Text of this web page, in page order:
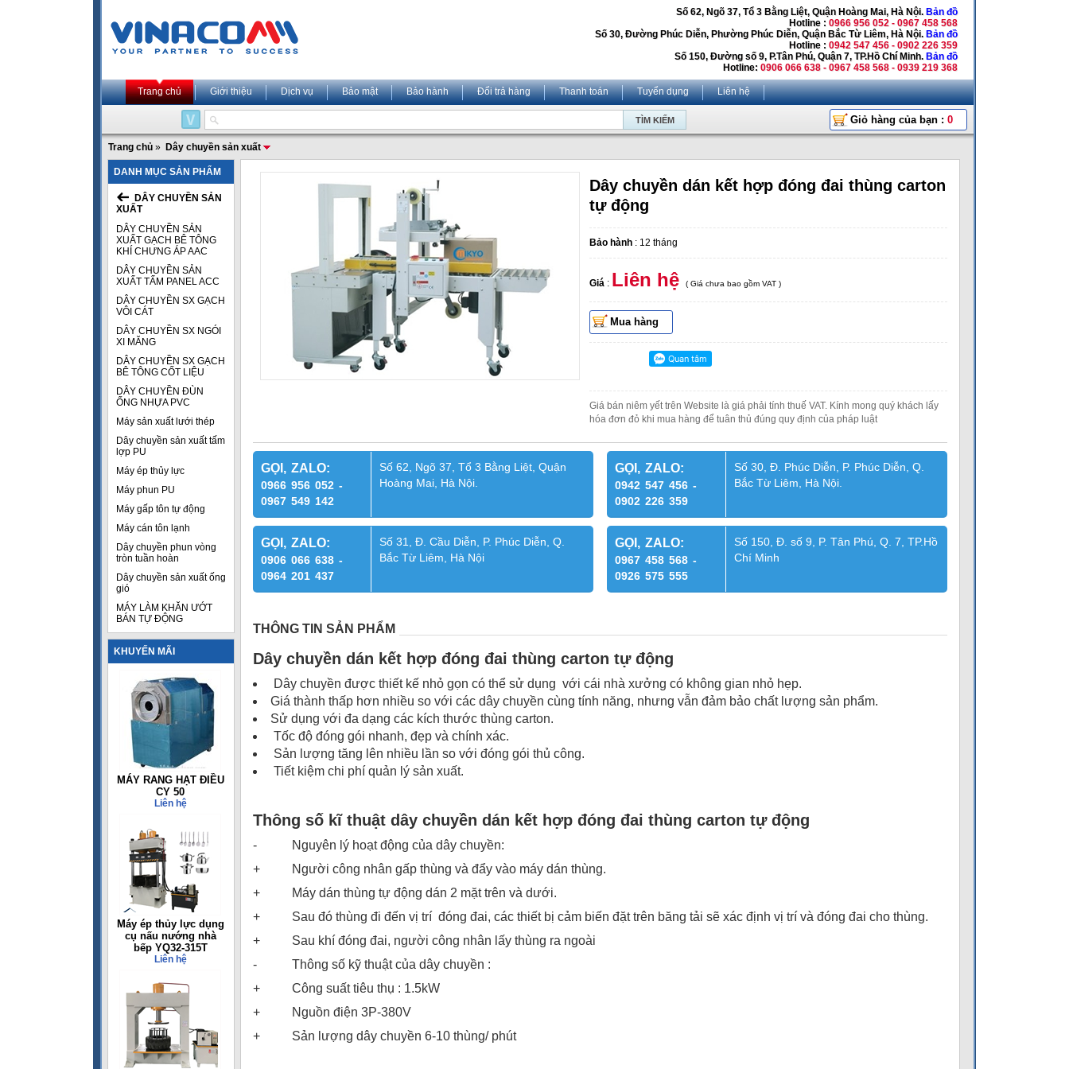
Số 62, Ngõ 37, Tổ 3 Bằng Liệt, Quận Hoàng Mai, Hà Nội. Bản đồ
Hotline : 0966 956 052 - 0967 458 568
Số 30, Đường Phúc Diễn, Phường Phúc Diễn, Quận Bắc Từ Liêm, Hà Nội. Bản đồ
Hotline : 0942 547 456 - 0902 226 359
Số 150, Đường số 9, P.Tân Phú, Quận 7, TP.Hồ Chí Minh. Bản đồ
Hotline: 0906 066 638 - 0967 458 568 - 0939 219 368
Trang chủ Giới thiệu Dịch vụ Bảo mật Bảo hành Đổi trả hàng Thanh toán Tuyển dụng Liên hệ
Giỏ hàng của bạn : 0
Trang chủ » Dây chuyền sản xuất
DANH MỤC SẢN PHẨM
DÂY CHUYỀN SẢN
XUẤT
DÂY CHUYỀN SẢN
XUẤT GẠCH BÊ TÔNG
KHÍ CHƯNG ÁP AAC
DÂY CHUYỀN SẢN
XUẤT TẤM PANEL ACC
DÂY CHUYỀN SX GẠCH
VÔI CÁT
DÂY CHUYỀN SX NGÓI
XI MĂNG
DÂY CHUYỀN SX GẠCH
BÊ TÔNG CỐT LIỆU
DÂY CHUYỀN ĐÙN
ỐNG NHỰA PVC
Máy sản xuất lưới thép
Dây chuyền sản xuất tấm
lợp PU
Máy ép thủy lực
Máy phun PU
Máy gấp tôn tự động
Máy cán tôn lạnh
Dây chuyền phun vòng
tròn tuần hoàn
Dây chuyền sản xuất ống
gió
MÁY LÀM KHĂN ƯỚT
BÁN TỰ ĐỘNG
KHUYẾN MÃI
MÁY RANG HẠT ĐIỀU
CY 50
Liên hệ
Máy ép thủy lực dụng
cụ nấu nướng nhà
bếp YQ32-315T
Liên hệ
Dây chuyền dán kết hợp đóng đai thùng carton
tự động
Bảo hành : 12 tháng
Giá : Liên hệ ( Giá chưa bao gồm VAT )
Mua hàng
Giá bán niêm yết trên Website là giá phải tính thuế VAT. Kính mong quý khách lấy
hóa đơn đỏ khi mua hàng để tuân thủ đúng quy định của pháp luật
GỌI, ZALO:
0966 956 052 -
0967 549 142
Số 62, Ngõ 37, Tổ 3 Bằng Liệt, Quận
Hoàng Mai, Hà Nội.
GỌI, ZALO:
0942 547 456 -
0902 226 359
Số 30, Đ. Phúc Diễn, P. Phúc Diễn, Q.
Bắc Từ Liêm, Hà Nội.
GỌI, ZALO:
0906 066 638 -
0964 201 437
Số 31, Đ. Cầu Diễn, P. Phúc Diễn, Q.
Bắc Từ Liêm, Hà Nội
GỌI, ZALO:
0967 458 568 -
0926 575 555
Số 150, Đ. số 9, P. Tân Phú, Q. 7, TP.Hồ
Chí Minh
THÔNG TIN SẢN PHẨM
Dây chuyền dán kết hợp đóng đai thùng carton tự động
Dây chuyền được thiết kế nhỏ gọn có thể sử dụng với cái nhà xưởng có không gian nhỏ hẹp.
Giá thành thấp hơn nhiều so với các dây chuyền cùng tính năng, nhưng vẫn đảm bảo chất lượng sản phẩm.
Sử dụng với đa dạng các kích thước thùng carton.
Tốc độ đóng gói nhanh, đẹp và chính xác.
Sản lượng tăng lên nhiều lần so với đóng gói thủ công.
Tiết kiệm chi phí quản lý sản xuất.
Thông số kĩ thuật dây chuyền dán kết hợp đóng đai thùng carton tự động
- Nguyên lý hoạt động của dây chuyền:
+ Người công nhân gấp thùng và đẩy vào máy dán thùng.
+ Máy dán thùng tự động dán 2 mặt trên và dưới.
+ Sau đó thùng đi đến vị trí đóng đai, các thiết bị cảm biến đặt trên băng tải sẽ xác định vị trí và đóng đai cho thùng.
+ Sau khí đóng đai, người công nhân lấy thùng ra ngoài
- Thông số kỹ thuật của dây chuyền :
+ Công suất tiêu thụ : 1.5kW
+ Nguồn điện 3P-380V
+ Sản lượng dây chuyền 6-10 thùng/ phút